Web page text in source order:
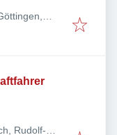
Rudolf-